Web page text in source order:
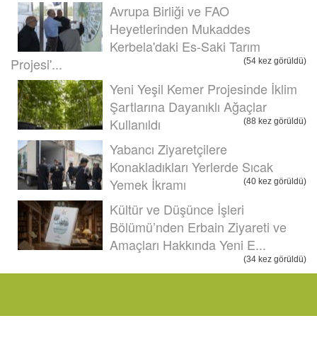
Avrupa Birliği ve FAO
Heyetlerinden Mukaddes
Kerbela'daki Es-Saki Tarım
Projesi'...
(54 kez görüldü)
Yeni Yeşil Kemer Projesinde İklim
Şartlarına Dayanıklı Ağaçlar
Kullanıldı
(88 kez görüldü)
Yabancı Ziyaretçilere
Konakladıkları Yerlerde Sıcak
Yemek İkramı
(40 kez görüldü)
Kültür ve Düşünce İşleri
Bölümü’nden Erbain Ziyareti ve
Amaçları Hakkında Yeni E...
(34 kez görüldü)